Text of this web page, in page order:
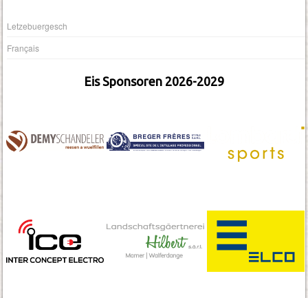
Letzebuergesch
Français
Eis Sponsoren 2026-2029